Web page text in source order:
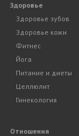
Здоровье
Здоровье зубов
Здоровье кожи
Фитнес
Йога
Питание и диеты
Целлюлит
Гинекология
Отношения